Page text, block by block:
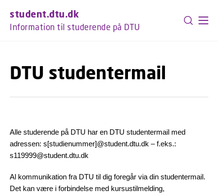
student.dtu.dk
Information til studerende på DTU
DTU studentermail
Alle studerende på DTU har en DTU studentermail med
adressen: s[studienummer]@student.dtu.dk – f.eks.:
s119999@student.dtu.dk
Al kommunikation fra DTU til dig foregår via din studentermail.
Det kan være i forbindelse med kursustilmelding,